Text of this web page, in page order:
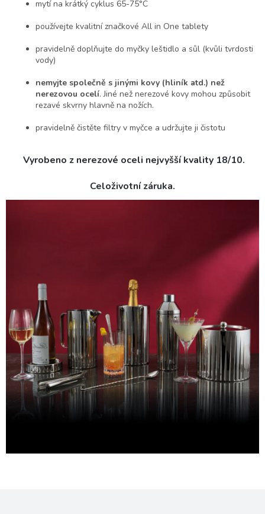
mytí na krátký cyklus 65-75°C
používejte kvalitní značkové All in One tablety
pravidelně doplňujte do myčky leštidlo a sůl (kvůli tvrdosti
vody)
nemyjte společně s jinými kovy (hliník atd.) než
nerezovou ocelí. Jiné než nerezové kovy mohou způsobit
rezavé skvrny hlavně na nožích.
pravidelně čistěte filtry v myčce a udržujte ji čistotu
Vyrobeno z nerezové oceli nejvyšší kvality 18/10.
Celoživotní záruka.